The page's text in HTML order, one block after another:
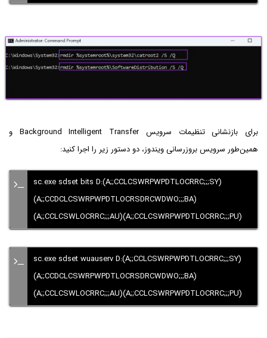
برای بازنشانی تنظیمات سرویس Background Intelligent Transfer و
همین‌طور سرویس بروزرسانی ویندوز، دو دستور زیر را اجرا کنید:
sc.exe sdset bits D:(A;;CCLCSWRPWPDTLOCRRC;;;SY)
(A;;CCDCLCSWRPWPDTLOCRSDRCWDWO;;;BA)
(A;;CCLCSWLOCRRC;;;AU)(A;;CCLCSWRPWPDTLOCRRC;;;PU)
sc.exe sdset wuauserv D:(A;;CCLCSWRPWPDTLOCRRC;;;SY)
(A;;CCDCLCSWRPWPDTLOCRSDRCWDWO;;;BA)
(A;;CCLCSWLOCRRC;;;AU)(A;;CCLCSWRPWPDTLOCRRC;;;PU)